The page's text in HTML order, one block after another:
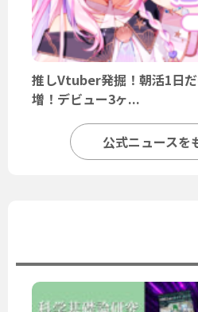
推しVtuber発掘！朝活1日
増！デビュー3ヶ...
公式ニュースを